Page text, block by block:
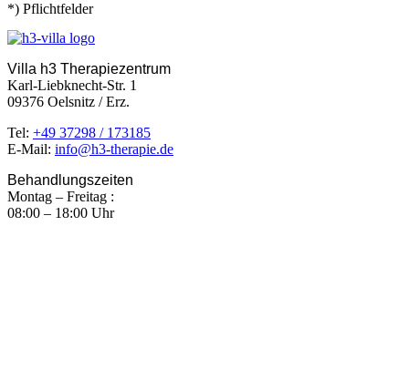
*) Pflichtfelder
Villa h3 Therapiezentrum
Karl-Liebknecht-Str. 1
09376 Oelsnitz / Erz.
Tel: +49 37298 / 173185
E-Mail: info@h3-therapie.de
Behandlungszeiten
Montag – Freitag :
08:00 – 18:00 Uhr